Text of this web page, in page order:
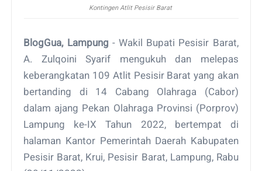
Kontingen Atlit Pesisir Barat
BlogGua, Lampung - Wakil Bupati Pesisir Barat,
A. Zulqoini Syarif mengukuh dan melepas
keberangkatan 109 Atlit Pesisir Barat yang akan
bertanding di 14 Cabang Olahraga (Cabor)
dalam ajang Pekan Olahraga Provinsi (Porprov)
Lampung ke-IX Tahun 2022, bertempat di
halaman Kantor Pemerintah Daerah Kabupaten
Pesisir Barat, Krui, Pesisir Barat, Lampung, Rabu